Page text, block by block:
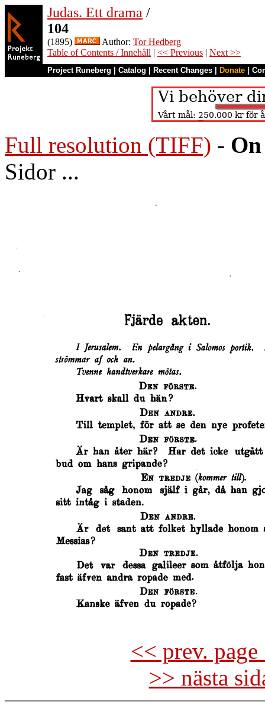
Judas. Ett drama /
104
(1895) Author: Tor Hedberg
Table of Contents / Innehåll | << Previous | Next >>
Project Runeberg Catalog Recent Changes Donate
Full resolution (TIFF) -
Sidor ...
<< prev.
>> nästa